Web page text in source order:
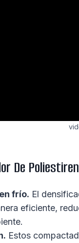
De
frío. El
eficiente,
Estos